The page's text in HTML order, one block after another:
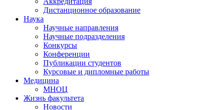
Дистанционное образование
Наука
Научные направления
Научные подразделения
Конкурсы
Конференции
Публикации студентов
Курсовые и дипломные работы
Медицина
МНОЦ
Жизнь факультета
Новости